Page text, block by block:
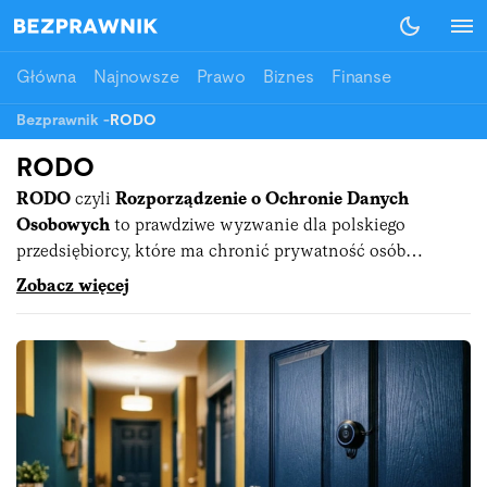
Główna Najnowsze Prawo Biznes Finanse
Bezprawnik - RODO
RODO
RODO czyli Rozporządzenie o Ochronie Danych
Osobowych to prawdziwe wyzwanie dla polskiego
przedsiębiorcy, które ma chronić prywatność osób
fizycznych. W Unii Europejskiej powszechnie znane jest ze
Co to jest RODO?
Nieco archaiczne już przepisy o ochronie danych
osobowych, wymusiły na Unii Europejskiej dopasowanie
ich do współczesnych wyzwań, jakimi jest przetwarzanie
danych przez internetowe firmy i korporacje. W ten oto
Zobacz więcej